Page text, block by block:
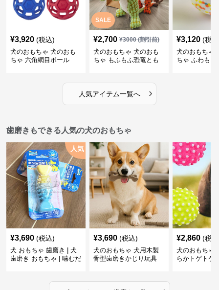
¥3,920 (税込)
犬のおもちゃ 犬のおも
ちゃ 六角網目ボール
SALE
¥2,700 ¥3000(割引前)
犬のおもちゃ 犬のおも
ちゃ もふもふ恐竜とも
¥3,120 (税
犬のおもちゃ
ちゃ ふわもこ
人気アイテム一覧へ ›
歯磨きもできる人気の犬のおもちゃ
人気
¥3,690 (税込)
犬 おもちゃ 歯磨き | 犬
歯磨き おもちゃ | 噛むだ
¥3,690 (税込)
犬のおもちゃ 犬用木製
骨型歯磨きかじり玩具
¥2,860 (税
犬のおもちゃ
らかトゲトゲ